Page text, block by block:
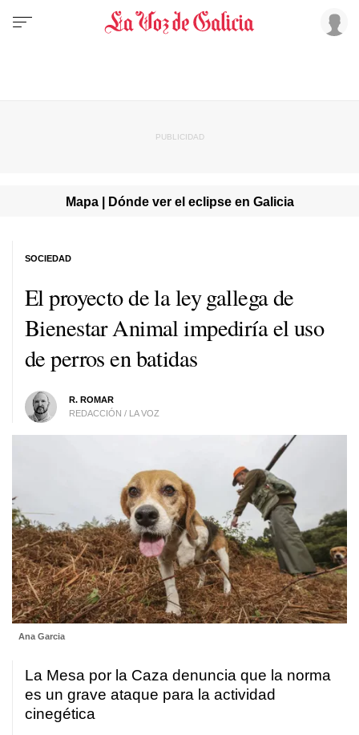
Mapa | Dónde ver el eclipse en Galicia
El proyecto de la ley gallega de
Bienestar Animal impediría el uso
de perros en batidas
R. ROMAR
REDACCIÓN / LA VOZ
SOCIEDAD
Ana Garcia
La Mesa por la Caza denuncia que la norma
es un grave ataque para la actividad
cinegética